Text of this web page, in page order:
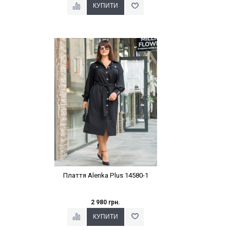
Наклейки Варіант з %
Плаття Alenka Plus 14580-1
2 980 грн.